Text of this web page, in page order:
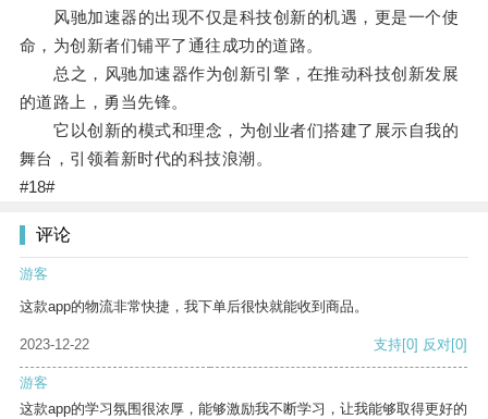
风驰加速器的出现不仅是科技创新的机遇，更是一个使
命，为创新者们铺平了通往成功的道路。
总之，风驰加速器作为创新引擎，在推动科技创新发展
的道路上，勇当先锋。
它以创新的模式和理念，为创业者们搭建了展示自我的
舞台，引领着新时代的科技浪潮。
#18#
评论
游客
这款app的物流非常快捷，我下单后很快就能收到商品。
2023-12-22 支持[0] 反对[0]
游客
这款app的学习氛围很浓厚，能够激励我不断学习，让我能够取得更好的